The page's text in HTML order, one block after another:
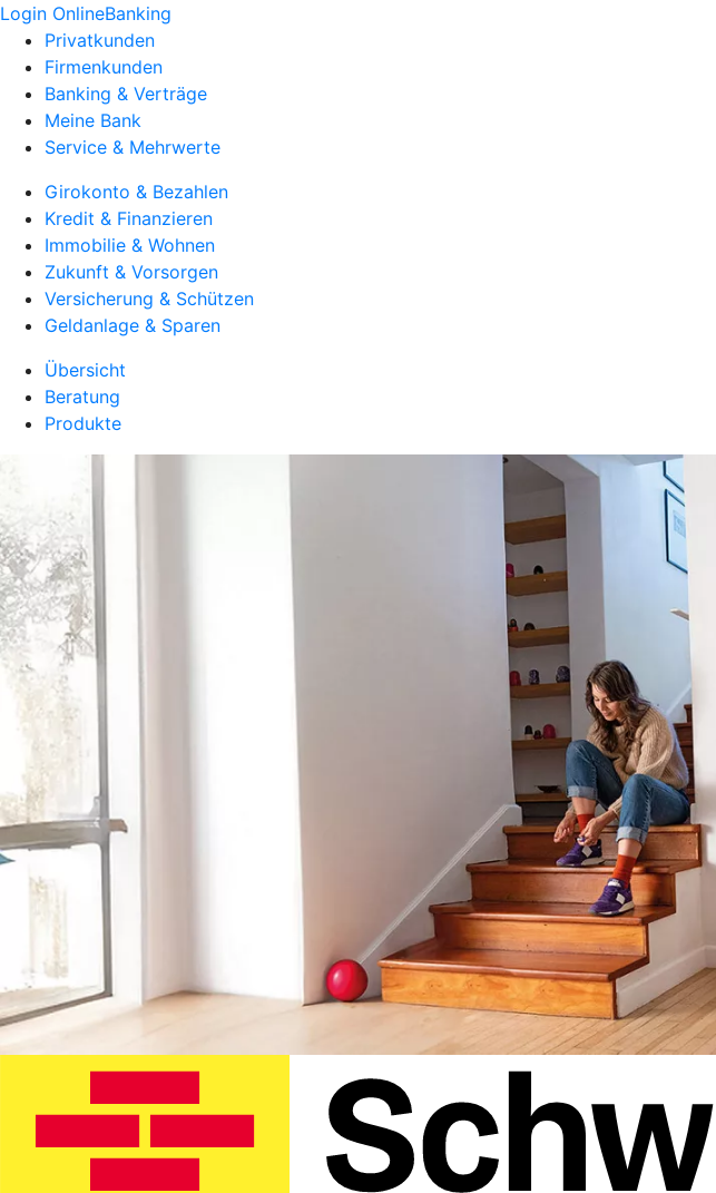
Login OnlineBanking
Privatkunden
Firmenkunden
Banking & Verträge
Meine Bank
Service & Mehrwerte
Girokonto & Bezahlen
Kredit & Finanzieren
Immobilie & Wohnen
Zukunft & Vorsorgen
Versicherung & Schützen
Geldanlage & Sparen
Übersicht
Beratung
Produkte